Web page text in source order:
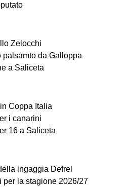
Zelocchi
da Galloppa
a Saliceta
Coppa Italia
i canarini
16 a Saliceta
ingaggia Defrel
per la stagione 2026/27